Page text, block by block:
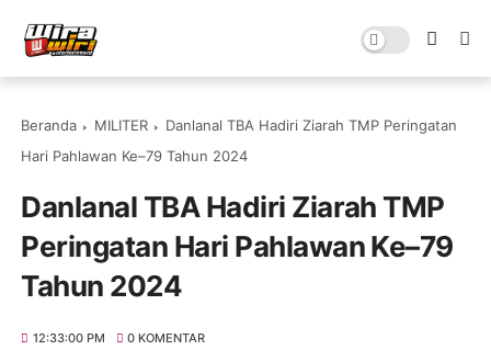
Beranda MILITER
Danlanal TBA Hadiri Ziarah TMP Peringatan
Hari Pahlawan Ke–79 Tahun 2024
Danlanal TBA Hadiri Ziarah TMP
Peringatan Hari Pahlawan Ke–79
Tahun 2024
12:33:00 PM 0 KOMENTAR